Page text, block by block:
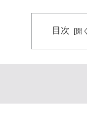
目次